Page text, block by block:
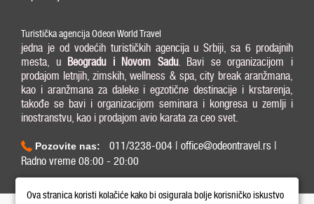
Turistička agencija Odeon World Travel
jedna je od vodećih turističkih agencija u Srbiji, sa 6 prodajnih
mesta, u Beogradu i Novom Sadu. Bavi se organizacijom i
prodajom letnjih, zimskih, wellness & spa, city break aranžmana,
kao i aranžmana za daleke i egzotične destinacije i krstarenja,
takođe se bavi i organizacijom seminara i kongresa u zemlji i
inostranstvu, kao i prodajom avio karata za ceo svet.
Pozovite nas:
011/3238-004 | office@odeontravel.rs |
Radno vreme 08:00 - 20:00
Ova stranica koristi kolačiće kako bi osigurala bolje korisničko iskustvo